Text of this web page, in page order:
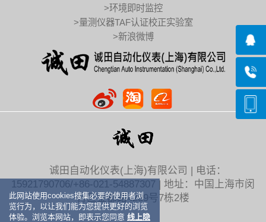
>环境即时监控
>量测仪器TAF认证校正实验室
>新浪微博
诚田自动化仪表(上海)有限公司 | 电话：
15921790706/+86-021-54887307 | 地址：中国上海市闵
行区金都路4289号7栋2楼
此网站使用cookies搜集必要的使用者浏
览行为，以让我们能为您提供更好的浏览
体验。浏览本网站，即表示您同意 线上隐